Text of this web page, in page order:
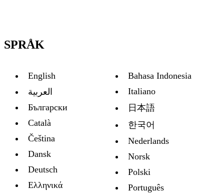
SPRÅK
English
العربية
Български
Català
Čeština
Dansk
Deutsch
Ελληνικά
Bahasa Indonesia
Italiano
日本語
한국어
Nederlands
Norsk
Polski
Português